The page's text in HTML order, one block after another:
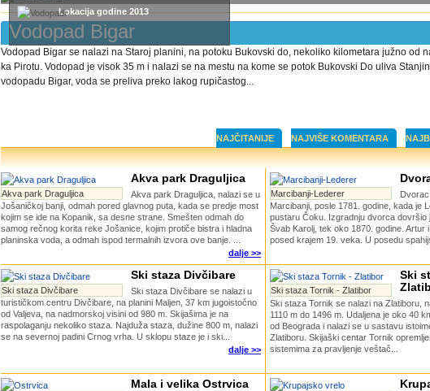
Lokacija godine 2013
Vodopad Bigar
Vodopad Bigar se nalazi na Staroj planini, na potoku Bukovski do, nekoliko kilometara južno od
ka Pirotu. Vodopad je visok 35 m i nalazi se na mestu na kome se potok Bukovski Do uliva
vodopadu Bigar, voda se preliva preko lakog rupičastog...
NAJČITANIJE NAJVIŠE KOMENTARA
Akva park Draguljica
Akva park Draguljica
Akva park Draguljica, nalazi se u
Jošaničkoj banji, odmah pored glavnog puta, kada se predje most
kojim se ide na Kopanik, sa desne strane. Smešten odmah do
samog rečnog korita reke Jošanice, kojim protiče bistra i hladna
planinska voda, a odmah ispod termalnih izvora ove banje. ...
dalje >>
Marcibanji-Lederer
Marcibanji, posle 1781. godine, kada je
pustaru Čoku. Izgradnju dvorca dovršio
Švab Karolj, tek oko 1870. godine. Artur
posed krajem 19. veka. U posedu
Ski staza Divčibare
Ski staza Divčibare
Ski staza Divčibare se nalazi u
turističkom centru Divčibare, na planini Maljen, 37 km jugoistočno
od Valjeva, na nadmorskoj visini od 980 m. Skijašima je na
raspolaganju nekoliko staza. Najduža staza, dužine 800 m, nalazi
se na severnoj padini Crnog vrha. U sklopu staze je i ski...
dalje >>
Ski staza Tornik - Zlatibor
Ski
Ski staza Tornik se nalazi na Zlatiboru,
1110 m do 1496 m. Udaljena je oko 40
od Beograda i nalazi se u sastavu
Zlatiboru. Skijaški centar Tornik
sistemima za pravljenje veštač...
Mala i velika Ostrvica